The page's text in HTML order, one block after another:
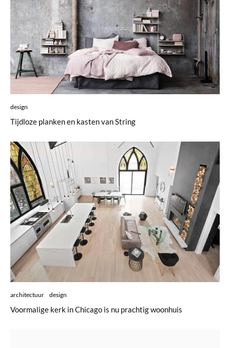
design
Tijdloze planken en kasten van String
architectuur design
Voormalige kerk in Chicago is nu prachtig woonhuis